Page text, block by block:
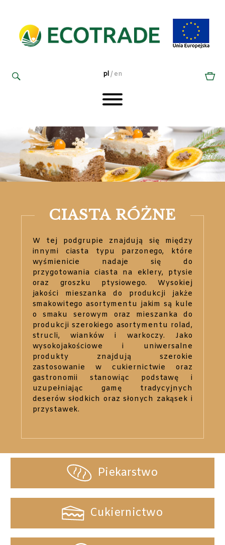
pl/ en
CIA­STA RÓŻ­NE
W tej podgrupie znajdują się między
innymi ciasta typu parzonego, które
wyśmienicie nadaje się do
przygotowania ciasta na eklery, ptysie
oraz groszku ptysiowego. Wysokiej
jakości mieszanka do produkcji jakże
smakowitego asortymentu jakim są kule
o smaku serowym oraz mieszanka do
produkcji szerokiego asortymentu rolad,
strucli, wianków i warkoczy. Jako
wysokojakościowe i uniwersalne
produkty znajdują szerokie
zastosowanie w cukiernictwie oraz
gastronomii stanowiąc podstawę i
uzupełniając gamę tradycyjnych
deserów słodkich oraz słonych zakąsek i
przystawek.
Piekarstwo
Cukiernictwo